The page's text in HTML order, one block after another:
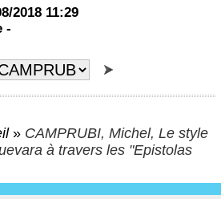
2018 11:29
-
» CAMPRUBI, Michel, Le style
à travers les "Epistolas